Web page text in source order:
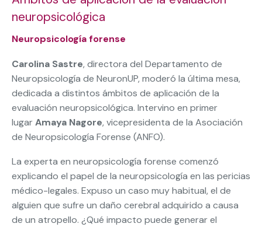
neuropsicológica
Neuropsicología forense
Carolina Sastre, directora del Departamento de
Neuropsicología de NeuronUP, moderó la última mesa,
dedicada a distintos ámbitos de aplicación de la
evaluación neuropsicológica. Intervino en primer
lugarAmaya Nagore, vicepresidenta de la Asociación
de Neuropsicología Forense (ANFO).
La experta en neuropsicología forense comenzó
explicando el papel de la neuropsicología en las pericias
médico-legales. Expuso un caso muy habitual, el de
alguien que sufre un daño cerebral adquirido a causa
de un atropello. ¿Qué impacto puede generar el